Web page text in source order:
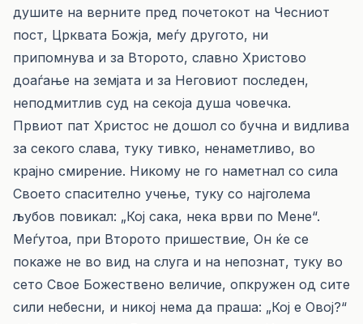
душите на верните пред почетокот на Чесниот
пост, Црквата Божја, меѓу другото, ни
припомнува и за Второто, славно Христово
доаѓање на земјата и за Неговиот последен,
неподмитлив суд на секоја душа човечка.
Првиот пат Христос не дошол со бучна и видлива
за секого слава, туку тивко, ненаметливо, во
крајно смирение. Никому не го наметнал со сила
Своето спасително учење, туку со најголема
љубов повикал: „Кој сака, нека врви по Мене“.
Меѓутоа, при Второто пришествие, Он ќе се
покаже не во вид на слуга и на непознат, туку во
сето Свое Божествено величие, опкружен од сите
сили небесни, и никој нема да праша: „Кој е Овој?“